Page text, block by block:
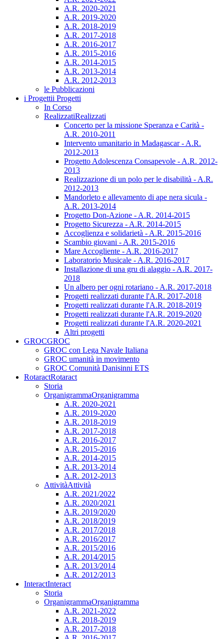
A.R. 2020-2021
A.R. 2019-2020
A.R. 2018-2019
A.R. 2017-2018
A.R. 2016-2017
A.R. 2015-2016
A.R. 2014-2015
A.R. 2013-2014
A.R. 2012-2013
le Pubblicazioni
i Progettii Progetti
In Corso
RealizzatiRealizzati
Concerto per la missione Speranza e Carità -
A.R. 2010-2011
Intervento umanitario in Madagascar - A.R.
2012-2013
Progetto Adolescenza Consapevole - A.R. 2012-
2013
Realizzazione di un polo per le disabilità - A.R.
2012-2013
Mandorleto e allevamento di ape nera sicula -
A.R. 2013-2014
Progetto Don-Azione - A.R. 2014-2015
Progetto Sicurezza - A.R. 2014-2015
Accoglienza e solidarietà - A.R. 2015-2016
Scambio giovani - A.R. 2015-2016
Mare Accogliente - A.R. 2016-2017
Laboratorio Musicale - A.R. 2016-2017
Installazione di una gru di alaggio - A.R. 2017-
2018
Un albero per ogni rotariano - A.R. 2017-2018
Progetti realizzati durante l'A.R. 2017-2018
Progetti realizzati durante l'A.R. 2018-2019
Progetti realizzati durante l'A.R. 2019-2020
Progetti realizzati durante l'A.R. 2020-2021
Altri progetti
GROCGROC
GROC con Lega Navale Italiana
GROC umanità in movimento
GROC Comunità Danisinni ETS
RotaractRotaract
Storia
OrganigrammaOrganigramma
A.R. 2020-2021
A.R. 2019-2020
A.R. 2018-2019
A.R. 2017-2018
A.R. 2016-2017
A.R. 2015-2016
A.R. 2014-2015
A.R. 2013-2014
A.R. 2012-2013
AttivitàAttività
A.R. 2021/2022
A.R. 2020/2021
A.R. 2019/2020
A.R. 2018/2019
A.R. 2017/2018
A.R. 2016/2017
A.R. 2015/2016
A.R. 2014/2015
A.R. 2013/2014
A.R. 2012/2013
InteractInteract
Storia
OrganigrammaOrganigramma
A.R. 2021-2022
A.R. 2018-2019
A.R. 2017-2018